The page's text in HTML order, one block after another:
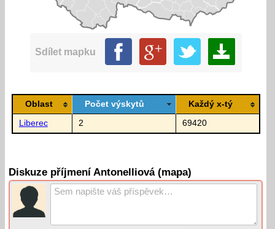
Sdílet mapku
Oblast Počet výskytů Každý x-tý
Liberec 2 69420
Diskuze příjmení Antonelliová (mapa)